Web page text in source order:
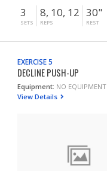
3
SETS
8, 10, 12
REPS
30"
REST
EXERCISE 5
DECLINE PUSH-UP
Equipment: NO EQUIPMENT
View Details